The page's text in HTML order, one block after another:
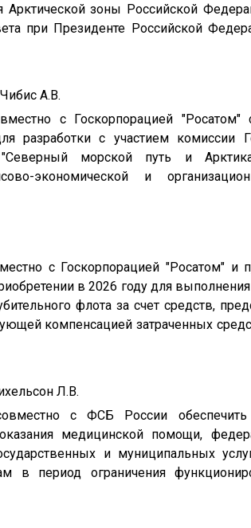
Арктической зоны Российской
при Президенте Российской
А.В.
с Госкорпорацией
с участием комиссии
морской путь и
экономической и
с Госкорпорацией "Росатом"
в 2026 году для
флота за счет средств,
компенсацией затраченных
Л.В.
с ФСБ России обеспечить
медицинской помощи,
и муниципальных
в период ограничения